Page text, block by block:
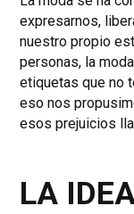
expresarnos,
nuestro propio
personas, la
etiquetas que no
eso nos
esos prejuicios
LA